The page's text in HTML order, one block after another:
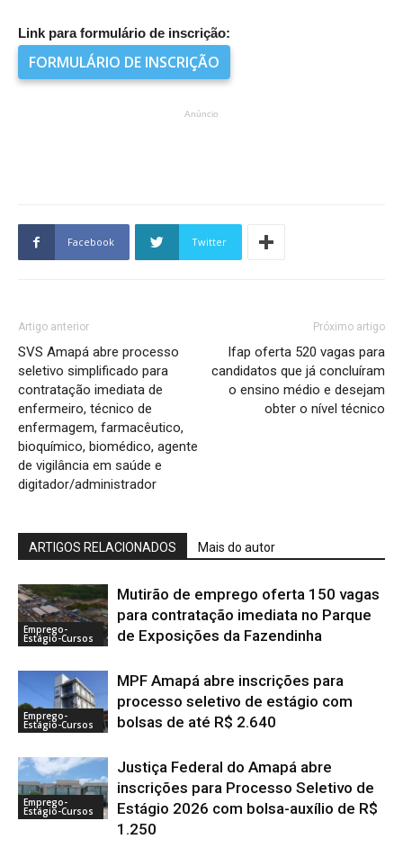
Link para formulário de inscrição:
FORMULÁRIO DE INSCRIÇÃO
Anúncio
Facebook Twitter
Artigo anterior
SVS Amapá abre processo
seletivo simplificado para
contratação imediata de
enfermeiro, técnico de
enfermagem, farmacêutico,
bioquímico, biomédico, agente
de vigilância em saúde e
digitador/administrador
Próximo artigo
Ifap oferta 520 vagas para
candidatos que já concluíram
o ensino médio e desejam
obter o nível técnico
ARTIGOS RELACIONADOS Mais do autor
Emprego-
Estágio-Cursos
Mutirão de emprego oferta 150 vagas
para contratação imediata no Parque
de Exposições da Fazendinha
Emprego-
Estágio-Cursos
MPF Amapá abre inscrições para
processo seletivo de estágio com
bolsas de até R$ 2.640
Emprego-
Estágio-Cursos
Justiça Federal do Amapá abre
inscrições para Processo Seletivo de
Estágio 2026 com bolsa-auxílio de R$
1.250